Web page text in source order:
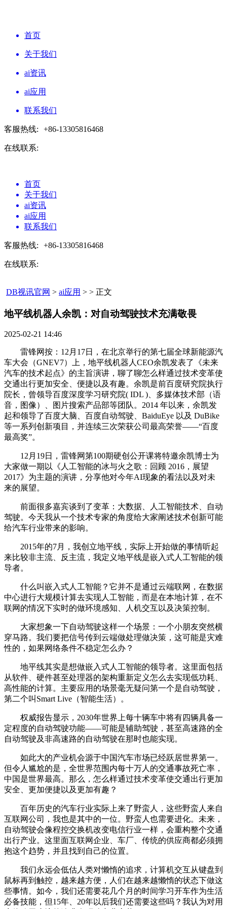
首页
关于我们
ai资讯
ai应用
联系我们
客服热线: +86-13305816468
在线联系:
首页
关于我们
ai资讯
ai应用
联系我们
客服热线: +86-13305816468
在线联系:
DB视讯官网 > ai应用 > > 正文
地平线机器人余凯：对自动驾驶技术充满敬畏​
2025-02-21 14:46
雷锋网按：12月17日，在北京举行的第七届全球新能源汽
车大会（GNEV7）上，地平线机器人CEO余凯发表了《未来
汽车的技术起点》的主旨演讲，聊了聊怎么样通过技术变革使
交通出行更加安全、便捷以及有趣。余凯是前百度研究院执行
院长，曾领导百度深度学习研究院( IDL )、多媒体技术部（语
音，图像）、图片搜索产品部等团队。2014 年以来，余凯发
起和领导了百度大脑、百度自动驾驶、BaiduEye 以及 DuBike
等一系列创新项目，并连续三次荣获公司最高荣誉——“百度
最高奖”。
12月19日，雷锋网第100期硬创公开课将特邀余凯博士为
大家做一期以《人工智能的冰与火之歌：回顾 2016，展望
2017》为主题的演讲，分享他对今年AI现象的看法以及对未
来的展望。
前面很多嘉宾谈到了变革：大数据、人工智能技术、自动
驾驶。今天我从一个技术专家的角度给大家阐述技术创新可能
给汽车行业带来的影响。
2015年的7月，我创立地平线，实际上开始做的事情听起
来比较非主流、反主流，我定义地平线是嵌入式人工智能的领
导者。
什么叫嵌入式人工智能？它并不是通过云端联网，在数据
中心进行大规模计算去实现人工智能，而是在本地计算，在不
联网的情况下实时的做环境感知、人机交互以及决策控制。
大家想象一下自动驾驶这样一个场景：一个小朋友突然横
穿马路。我们要把信号传到云端做处理做决策，这可能是灾难
性的，如果网络条件不稳定怎么办？
地平线其实是想做嵌入式人工智能的领导者。这里面包括
从软件、硬件甚至处理器的架构重新定义怎么去实现低功耗、
高性能的计算。主要应用的场景毫无疑问第一个是自动驾驶，
第二个叫Smart Live（智能生活）。
权威报告显示，2030年世界上每十辆车中将有四辆具备一
定程度的自动驾驶功能——可能是辅助驾驶，甚至高速路的全
自动驾驶及非高速路的自动驾驶在那时也能实现。
如此大的产业机会源于中国汽车市场已经跃居世界第一。
但令人尴尬的是，全世界范围内每十万人的交通事故死亡率，
中国是世界最高。那么，怎么样通过技术变革使交通出行更加
安全、更加便捷以及更加有趣？
百年历史的汽车行业实际上来了野蛮人，这些野蛮人来自
互联网公司，我也是其中的一位。野蛮人也需要进化。未来，
自动驾驶会像程控交换机改变电信行业一样，会重构整个交通
出行产业。这里面互联网企业、车厂、传统的供应商都必须拥
抱这个趋势，并且找到自己的位置。
我们永远会低估人类对懒惰的追求，计算机交互从键盘到
鼠标再到触控，越来越方便，人们在越来越懒惰的状态下做这
些事情。如今，我们还需要花几个月的时间学习开车作为生活
必备技能，但15年、20年以后我们还需要这些吗？我认为对用